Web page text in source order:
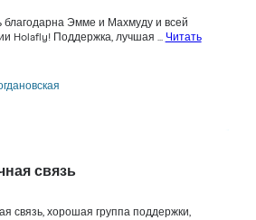
благодарна Эмме и Махмуду и всей
Holafly! Поддержка, лучшая ... Читать
связь
связь, хорошая группа поддержки,